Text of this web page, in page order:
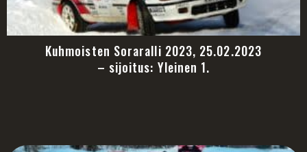
Kuhmoisten Soraralli 2023, 25.02.2023
– sijoitus: Yleinen 1.